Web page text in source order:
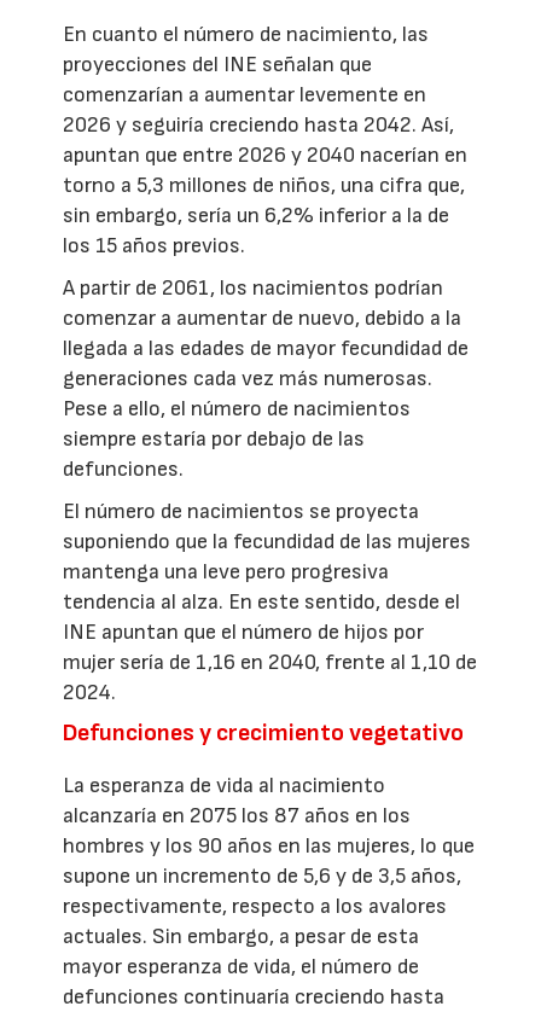
En cuanto el número de nacimiento, las
proyecciones del INE señalan que
comenzarían a aumentar levemente en
2026 y seguiría creciendo hasta 2042. Así,
apuntan que entre 2026 y 2040 nacerían en
torno a 5,3 millones de niños, una cifra que,
sin embargo, sería un 6,2% inferior a la de
los 15 años previos.
A partir de 2061, los nacimientos podrían
comenzar a aumentar de nuevo, debido a la
llegada a las edades de mayor fecundidad de
generaciones cada vez más numerosas.
Pese a ello, el número de nacimientos
siempre estaría por debajo de las
defunciones.
El número de nacimientos se proyecta
suponiendo que la fecundidad de las mujeres
mantenga una leve pero progresiva
tendencia al alza. En este sentido, desde el
INE apuntan que el número de hijos por
mujer sería de 1,16 en 2040, frente al 1,10 de
2024.
Defunciones y crecimiento vegetativo
La esperanza de vida al nacimiento
alcanzaría en 2075 los 87 años en los
hombres y los 90 años en las mujeres, lo que
supone un incremento de 5,6 y de 3,5 años,
respectivamente, respecto a los avalores
actuales. Sin embargo, a pesar de esta
mayor esperanza de vida, el número de
defunciones continuaría creciendo hasta